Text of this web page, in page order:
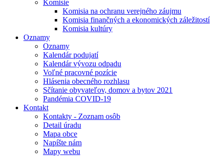
Komisie
Komisia na ochranu verejného záujmu
Komisia finančných a ekonomických záležitostí
Komisia kultúry
Oznamy
Oznamy
Kalendár podujatí
Kalendár vývozu odpadu
Voľné pracovné pozície
Hlásenia obecného rozhlasu
Sčítanie obyvateľov, domov a bytov 2021
Pandémia COVID-19
Kontakt
Kontakty - Zoznam osôb
Detail úradu
Mapa obce
Napíšte nám
Mapy webu